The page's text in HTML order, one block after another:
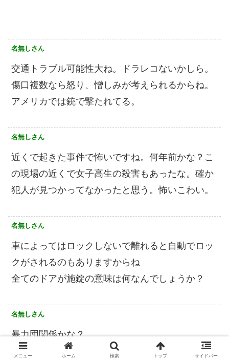
名無しさん
交通トラブル可能性大ね。ドラレコないかしら。
傷口複数なら怒り、憎しみが考えられるからね。
アメリカでは銃で撃たれてる。
名無しさん
近くで起きた事件で怖いですね。何年前かな？こ
の現場の近くで女子高生の殺害もあったな。確か
犯人が見つかってなかったと思う。怖いこわい。
名無しさん
車によってはロックしないで離れると自動でロッ
クがされるのもありますからね
全てのドアが施錠の意味は何なんでしょうか？
名無しさん
暴力団関係かな？
気持ち悪い事件ですね
メニュー ホーム 検索 トップ サイドバー